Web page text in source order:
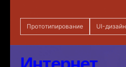
Прототипирование UI-дизайн